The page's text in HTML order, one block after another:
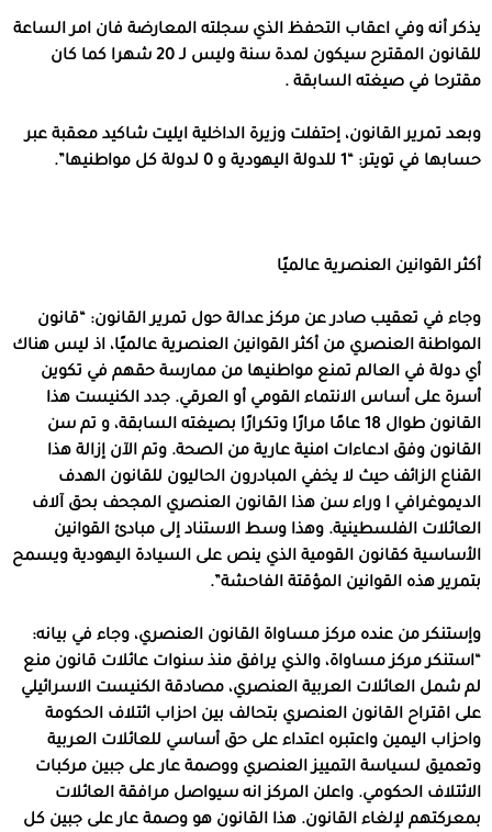
يذكر أنه وفي اعقاب التحفظ الذي سجلته المعارضة فان امر الساعة
للقانون المقترح سيكون لمدة سنة وليس لـ 20 شهرا كما كان
مقترحا في صيغته السابقة .
وبعد تمرير القانون، إحتفلت وزيرة الداخلية ايليت شاكيد معقبة عبر
حسابها في تويتر: “1 للدولة اليهودية و 0 لدولة كل مواطنيها”.
أكثر القوانين العنصرية عالميًا
وجاء في تعقيب صادر عن مركز عدالة حول تمرير القانون: “قانون
المواطنة العنصري من أكثر القوانين العنصرية عالميًا، اذ ليس هناك
أي دولة في العالم تمنع مواطنيها من ممارسة حقهم في تكوين
أسرة على أساس الانتماء القومي أو العرقي. جدد الكنيست هذا
القانون طوال 18 عامًا مرارًا وتكرارًا بصيغته السابقة، و تم سن
القانون وفق ادعاءات امنية عارية من الصحة. وتم الآن إزالة هذا
القناع الزائف حيث لا يخفي المبادرون الحاليون للقانون الهدف
الديموغرافي ا وراء سن هذا القانون العنصري المجحف بحق آلاف
العائلات الفلسطينية. وهذا وسط الاستناد إلى مبادئ القوانين
الأساسية كقانون القومية الذي ينص على السيادة اليهودية ويسمح
بتمرير هذه القوانين المؤقتة الفاحشة”.
وإستنكر من عنده مركز مساواة القانون العنصري، وجاء في بيانه:
“استنكر مركز مساواة، والذي يرافق منذ سنوات عائلات قانون منع
لم شمل العائلات العربية العنصري، مصادقة الكنيست الاسرائيلي
على اقتراح القانون العنصري بتحالف بين احزاب ائتلاف الحكومة
واحزاب اليمين واعتبره اعتداء على حق أساسي للعائلات العربية
وتعميق لسياسة التمييز العنصري ووصمة عار على جبين مركبات
الائتلاف الحكومي. واعلن المركز انه سيواصل مرافقة العائلات
بمعركتهم لإلغاء القانون. هذا القانون هو وصمة عار على جبين كل